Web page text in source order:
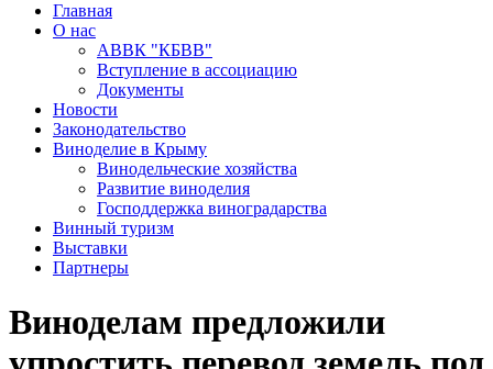
Главная
О нас
АВВК "КБВВ"
Вступление в ассоциацию
Документы
Новости
Законодательство
Виноделие в Крыму
Винодельческие хозяйства
Развитие виноделия
Господдержка виноградарства
Винный туризм
Выставки
Партнеры
Виноделам предложили